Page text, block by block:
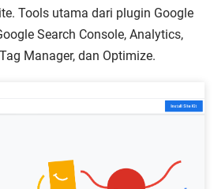
Tools utama dari plugin Google
Search Console, Analytics,
Manager, dan Optimize.